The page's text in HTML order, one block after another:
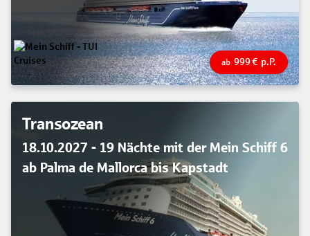
ab 999€ p.P.
Transozean
18.10.2027 - 19 Nächte mit der Mein Schiff 6
ab Palma de Mallorca bis Kapstadt